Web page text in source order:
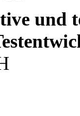
und